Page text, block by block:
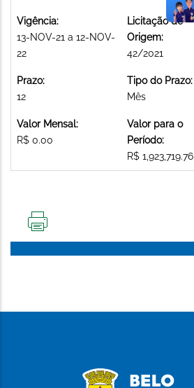
Vigência:
13-NOV-21 a 12-NOV-
22
Licitação de
Origem:
42/2021
Prazo:
12
Tipo do Prazo:
Mês
Valor Mensal:
R$ 0.00
Valor para o
Período:
R$ 1,923,719.76
PÁGINA